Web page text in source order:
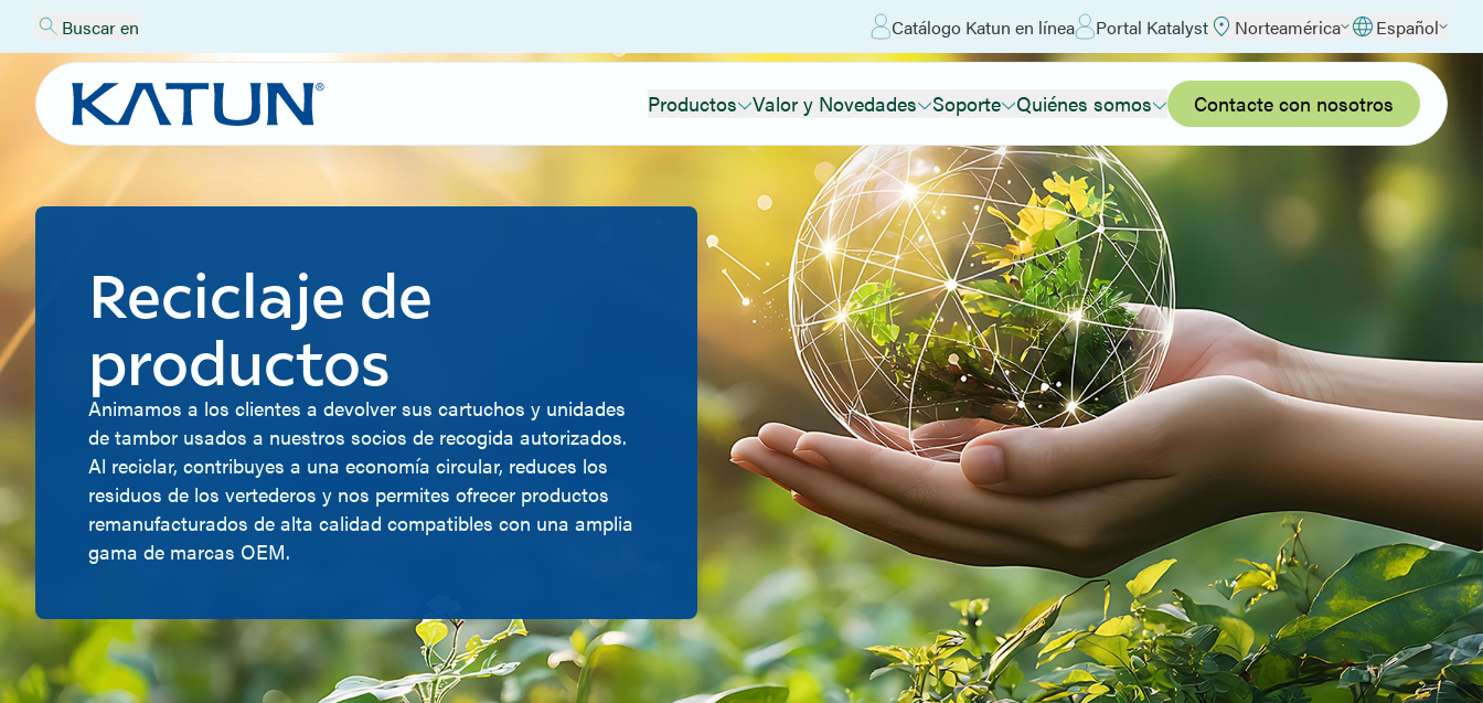
Buscar en Catálogo Katun en línea Portal Katalyst Norteamérica Español
Productos Valor y Novedades Soporte Quiénes somos Contacte con nosotros
Reciclaje de
productos
Animamos a los clientes a devolver sus cartuchos y unidades
de tambor usados a nuestros socios de recogida autorizados.
Al reciclar, contribuyes a una economía circular, reduces los
residuos de los vertederos y nos permites ofrecer productos
remanufacturados de alta calidad compatibles con una amplia
gama de marcas OEM.